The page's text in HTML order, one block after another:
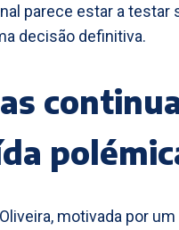
parece estar a testar
decisão definitiva.
motivada por